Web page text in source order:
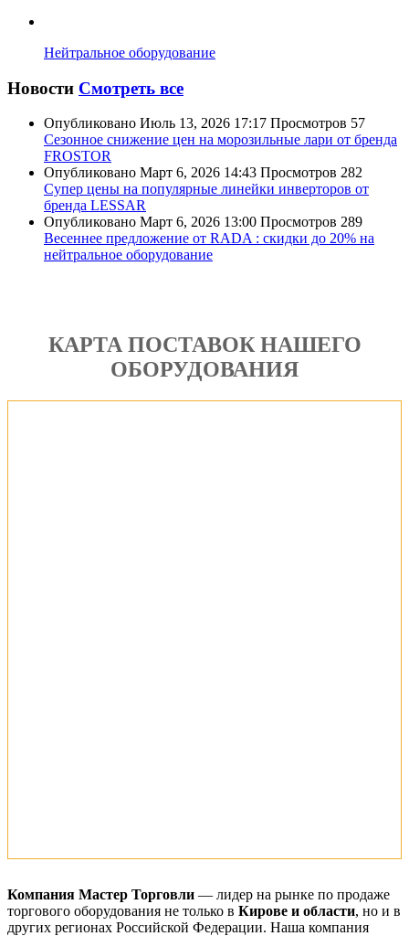
Нейтральное оборудование
Новости Смотреть все
Опубликовано Июль 13, 2026 17:17 Просмотров 57
Сезонное снижение цен на морозильные лари от бренда
FROSTOR
Опубликовано Март 6, 2026 14:43 Просмотров 282
Супер цены на популярные линейки инверторов от
бренда LESSAR
Опубликовано Март 6, 2026 13:00 Просмотров 289
Весеннее предложение от RADA : скидки до 20% на
нейтральное оборудование
КАРТА ПОСТАВОК НАШЕГО
ОБОРУДОВАНИЯ
Компания Мастер Торговли — лидер на рынке по продаже
торгового оборудования не только в Кирове и области, но и в
других регионах Российской Федерации. Наша компания